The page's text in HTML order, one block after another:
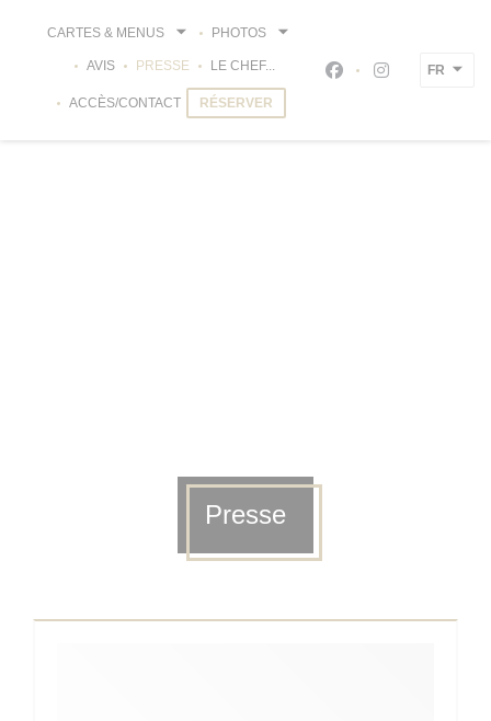
CARTES & MENUS PHOTOS
AVIS PRESSE LE CHEF...
ACCÈS/CONTACT RÉSERVER
Facebook ((ouvre
Instagram
FR
Presse